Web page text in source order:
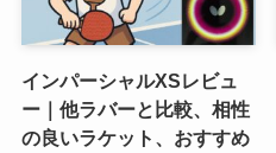
インパーシャルXSレビュ
ー｜他ラバーと比較、相性
の良いラケット、おすすめ